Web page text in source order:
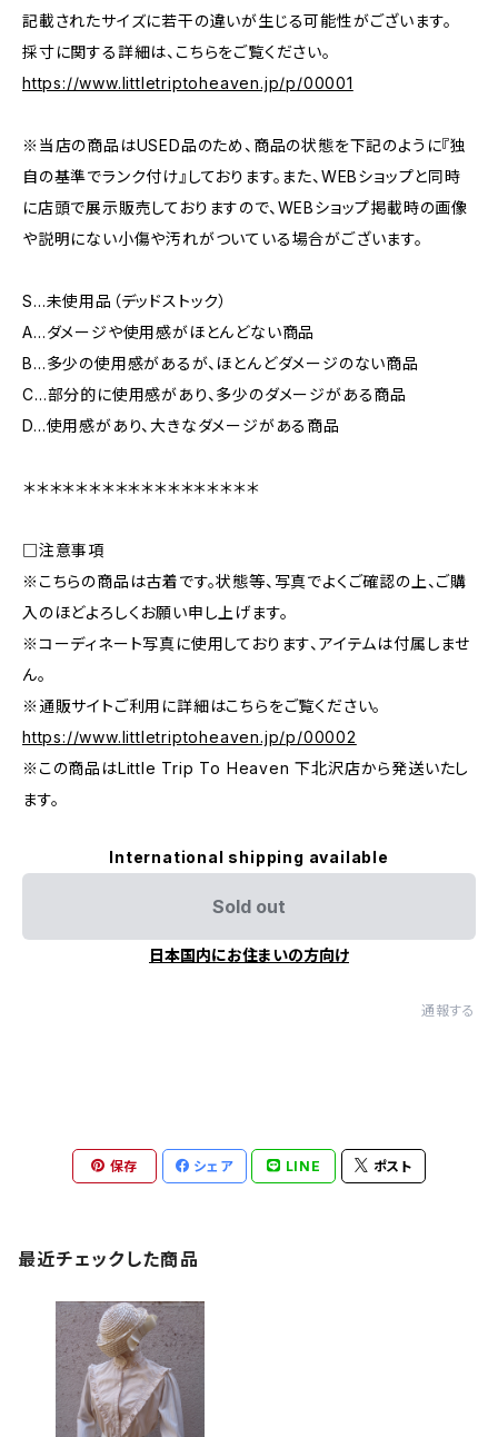
記載されたサイズに若干の違いが生じる可能性がございます。
採寸に関する詳細は、こちらをご覧ください。
https://www.littletriptoheaven.jp/p/00001
※当店の商品はUSED品のため、商品の状態を下記のように『独
自の基準でランク付け』しております。また、WEBショップと同時
に店頭で展示販売しておりますので、WEBショップ掲載時の画像
や説明にない小傷や汚れがついている場合がございます。
S…未使用品（デッドストック）
A…ダメージや使用感がほとんどない商品
B…多少の使用感があるが、ほとんどダメージのない商品
C…部分的に使用感があり、多少のダメージがある商品
D…使用感があり、大きなダメージがある商品
＊＊＊＊＊＊＊＊＊＊＊＊＊＊＊＊＊＊
□注意事項
※こちらの商品は古着です。状態等、写真でよくご確認の上、ご購
入のほどよろしくお願い申し上げます。
※コーディネート写真に使用しております、アイテムは付属しませ
ん。
※通販サイトご利用に詳細はこちらをご覧ください。
https://www.littletriptoheaven.jp/p/00002
※この商品はLittle Trip To Heaven 下北沢店から発送いたし
ます。
International shipping available
Sold out
日本国内にお住まいの方向け
通報する
保存 シェア LINE ポスト
最近チェックした商品